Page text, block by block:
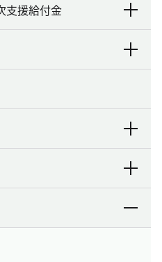
支援給付金